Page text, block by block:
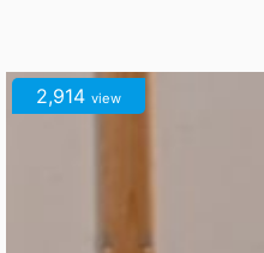
2,914 view